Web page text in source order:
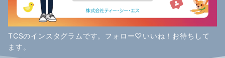
TCSのインスタグラムです。フォロー♡いいね！お待ちして
ます。